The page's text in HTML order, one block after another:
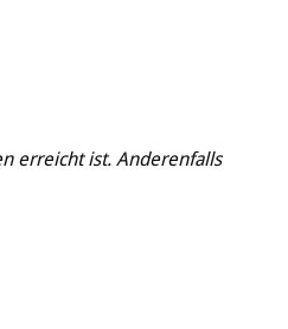
erreicht ist. Anderenfalls